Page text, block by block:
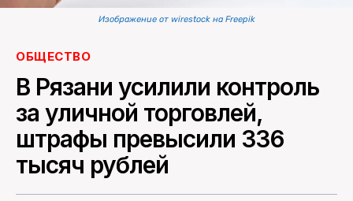
Новости мира
О НАС
ПОИСК ПО САЙТУ
Изображение от wirestock на Freepik
ОБЩЕСТВО
В Рязани усилили контроль
за уличной торговлей,
штрафы превысили 336
тысяч рублей